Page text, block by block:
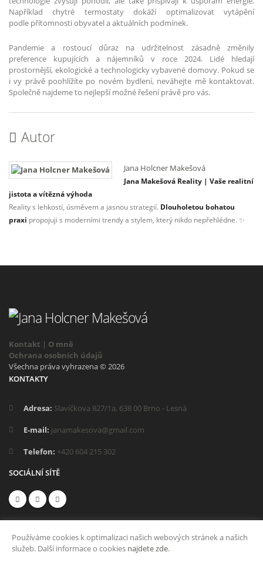
Například chytré termostaty dokáží optimalizovat vytápění
podle přítomnosti obyvatel a aktuálních podmínek.
Pandemie a rostoucí důraz na udržitelnost zásadně změnily
preference kupujících a nájemníků v roce 2024. Lidé hledají
prostornější, ekologické a technologicky vybavené domovy. Pokud se
i vy právě poohlížíte po novém bydlení, neváhejte mě kontaktovat.
Společně najdeme to nejlepší možné řešení právě pro vás.
Autor
Jana Holcner Makešová
Jana Makešová Reality | Vaše realitní
jistota a vítězná výhoda
Reality s lehkostí, úsměvem a jasnou strategií. Dlouholetou bohatou
praxi propojuji s moderními trendy a stylem, který nikdo nepřehlédne. ✨
Kontakt | O mně
Ochrana osobních údajů
Všechna práva vyhrazena © 2026
KONTAKTY
Adresa: Slavíčkova 827/1a, 638 00 Brno - Lesná
E-mail: janamakesova@gmail.com
Telefon: +420 604 215 302
SOCIÁLNÍ SÍTĚ
Používáme cookies k optimalizaci našich webových stránek a našich
služeb. Další informace o cookies najdete zde.